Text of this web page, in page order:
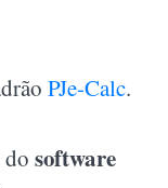
PJe-Calc.
do software